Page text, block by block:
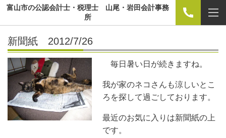
富山市の公認会計士・税理士 山尾・岩田会計事務
所
新聞紙 2012/7/26
毎日暑い日が続きますね。
我が家のネコさんも涼しいとこ
ろを探して過ごしております。
最近のお気に入りは新聞紙の上
です。